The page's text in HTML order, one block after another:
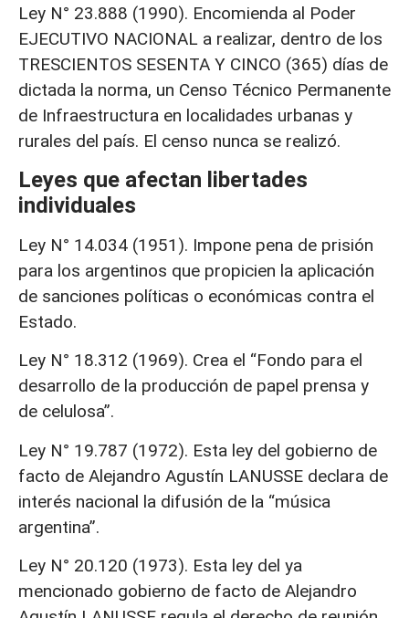
Ley N° 23.888 (1990). Encomienda al Poder
EJECUTIVO NACIONAL a realizar, dentro de los
TRESCIENTOS SESENTA Y CINCO (365) días de
dictada la norma, un Censo Técnico Permanente
de Infraestructura en localidades urbanas y
rurales del país. El censo nunca se realizó.
Leyes que afectan libertades
individuales
Ley N° 14.034 (1951). Impone pena de prisión
para los argentinos que propicien la aplicación
de sanciones políticas o económicas contra el
Estado.
Ley N° 18.312 (1969). Crea el “Fondo para el
desarrollo de la producción de papel prensa y
de celulosa”.
Ley N° 19.787 (1972). Esta ley del gobierno de
facto de Alejandro Agustín LANUSSE declara de
interés nacional la difusión de la “música
argentina”.
Ley N° 20.120 (1973). Esta ley del ya
mencionado gobierno de facto de Alejandro